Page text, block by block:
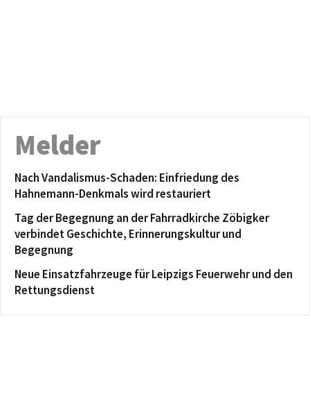
Melder
Nach Vandalismus-Schaden: Einfriedung des
Hahnemann-Denkmals wird restauriert
Tag der Begegnung an der Fahrradkirche Zöbigker
verbindet Geschichte, Erinnerungskultur und
Begegnung
Neue Einsatzfahrzeuge für Leipzigs Feuerwehr und den
Rettungsdienst